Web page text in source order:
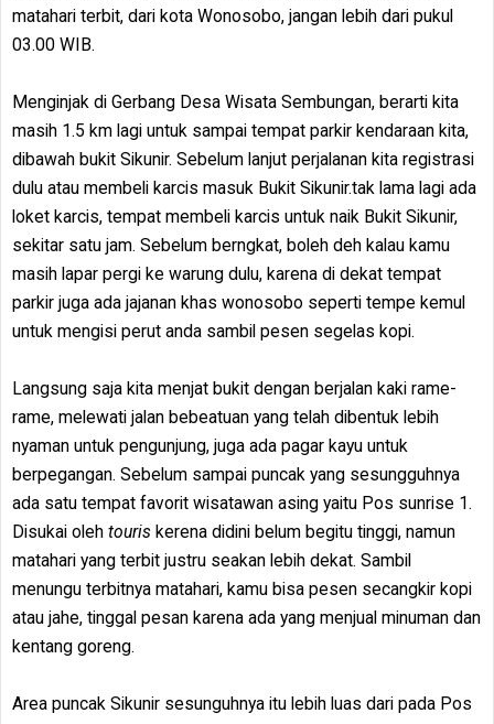
matahari terbit, dari kota Wonosobo, jangan lebih dari pukul
03.00 WIB.
Menginjak di Gerbang Desa Wisata Sembungan, berarti kita
masih 1.5 km lagi untuk sampai tempat parkir kendaraan kita,
dibawah bukit Sikunir. Sebelum lanjut perjalanan kita registrasi
dulu atau membeli karcis masuk Bukit Sikunir.tak lama lagi ada
loket karcis, tempat membeli karcis untuk naik Bukit Sikunir,
sekitar satu jam. Sebelum berngkat, boleh deh kalau kamu
masih lapar pergi ke warung dulu, karena di dekat tempat
parkir juga ada jajanan khas wonosobo seperti tempe kemul
untuk mengisi perut anda sambil pesen segelas kopi.
Langsung saja kita menjat bukit dengan berjalan kaki rame-
rame, melewati jalan bebeatuan yang telah dibentuk lebih
nyaman untuk pengunjung, juga ada pagar kayu untuk
berpegangan. Sebelum sampai puncak yang sesungguhnya
ada satu tempat favorit wisatawan asing yaitu Pos sunrise 1.
Disukai oleh touris kerena didini belum begitu tinggi, namun
matahari yang terbit justru seakan lebih dekat. Sambil
menungu terbitnya matahari, kamu bisa pesen secangkir kopi
atau jahe, tinggal pesan karena ada yang menjual minuman dan
kentang goreng.
Area puncak Sikunir sesunguhnya itu lebih luas dari pada Pos